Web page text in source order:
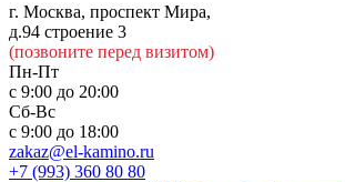
г. Москва, проспект Мира,
д.94 строение 3
(позвоните перед визитом)
Пн-Пт
с 9:00 до 20:00
Сб-Вс
с 9:00 до 18:00
zakaz@el-kamino.ru
+7 (993) 360 80 80